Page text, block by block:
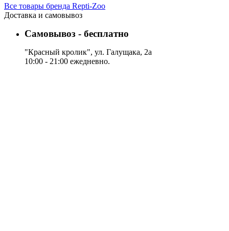
Все товары бренда Repti-Zoo
Доставка и самовывоз
Самовывоз - бесплатно
"Красный кролик", ул. Галущака, 2а
10:00 - 21:00 ежедневно.